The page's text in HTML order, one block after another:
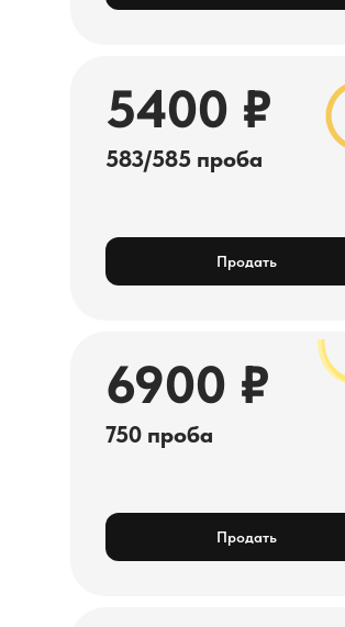
5400 ₽
583/585 проба
Продать
6900 ₽
750 проба
Продать